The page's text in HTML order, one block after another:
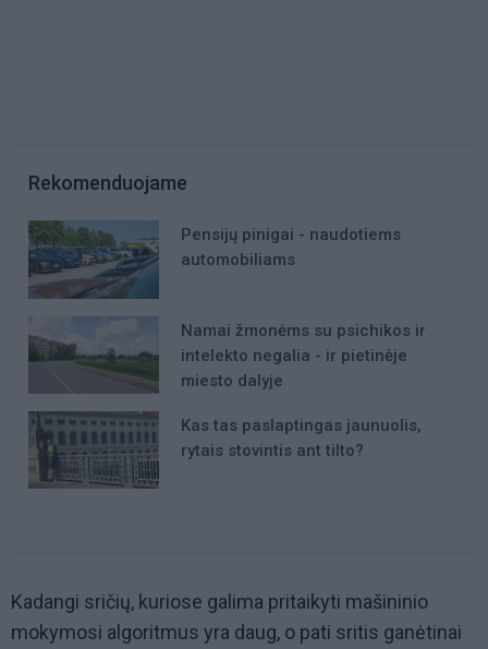
Rekomenduojame
Pensijų pinigai - naudotiems
automobiliams
Namai žmonėms su psichikos ir
intelekto negalia - ir pietinėje
miesto dalyje
Kas tas paslaptingas jaunuolis,
rytais stovintis ant tilto?
Kadangi sričių, kuriose galima pritaikyti mašininio
mokymosi algoritmus yra daug, o pati sritis ganėtinai